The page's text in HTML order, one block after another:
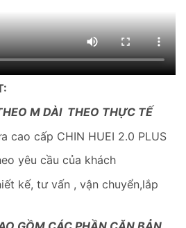
M DÀI THEO THỰC TẾ
cao cấp CHIN HUEI 2.0 PLUS
yêu cầu của khách
kế, tư vấn , vận chuyển,lắp